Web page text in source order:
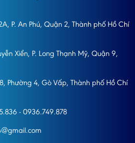
P. An Phú, Quận 2, Thành phố Hồ Chí
Xiển, P. Long Thạnh Mỹ, Quận 9,
Phường 4, Gò Vấp, Thành phố Hồ Chí
- 0936.749.878